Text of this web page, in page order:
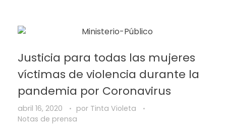
Justicia para todas las mujeres
víctimas de violencia durante la
pandemia por Coronavirus
abril 16, 2020 por Tinta Violeta
Notas de prensa